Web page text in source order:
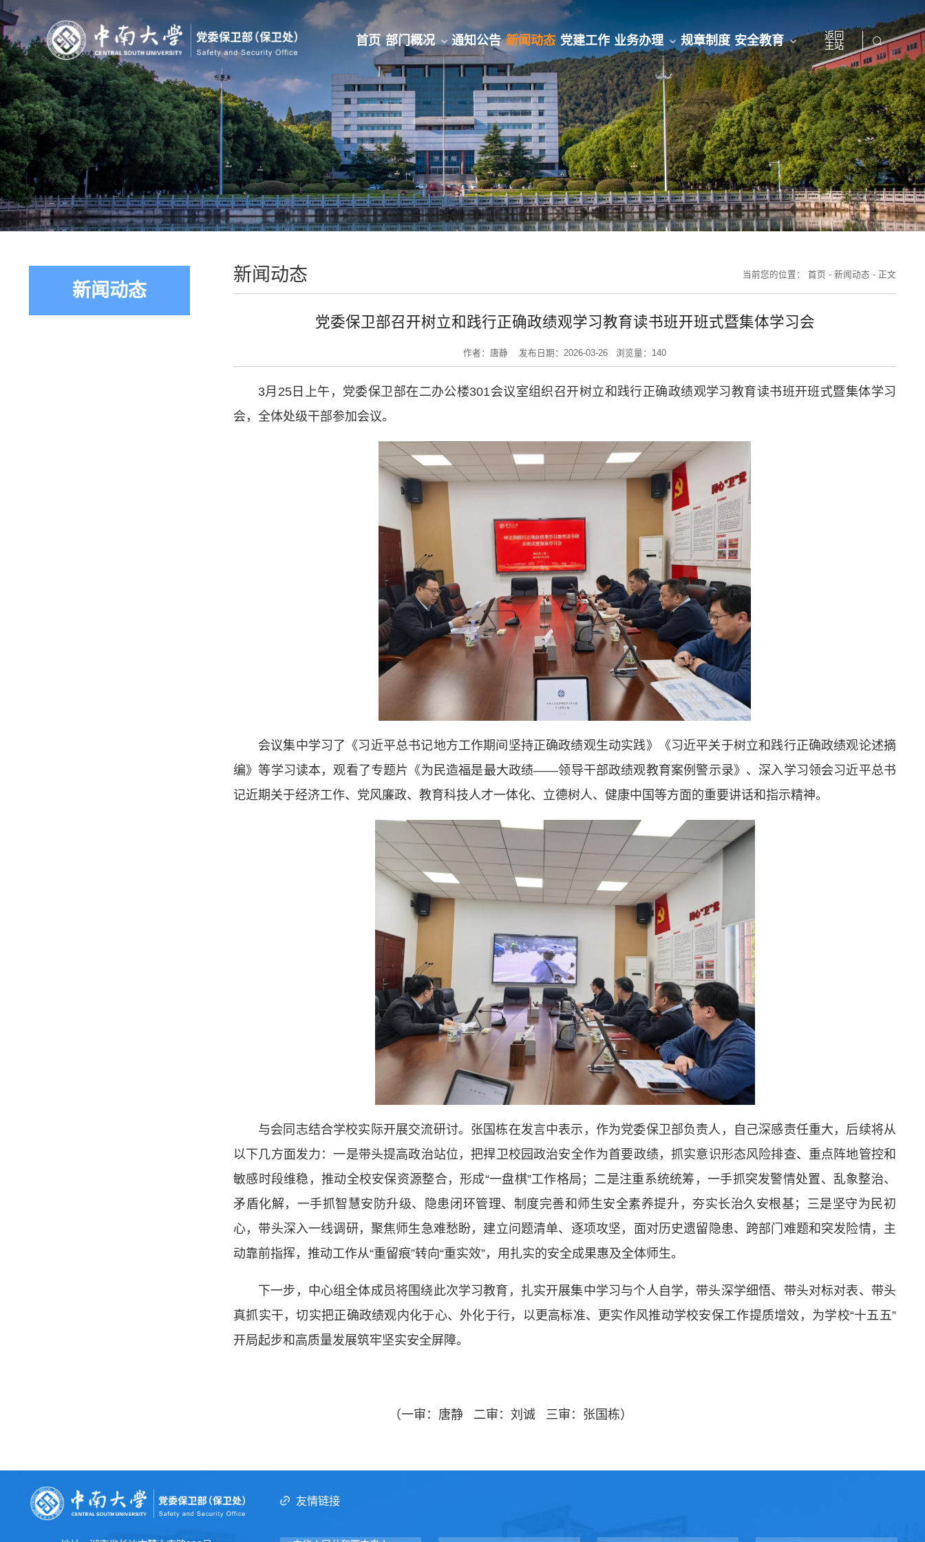
首页 部门概况 通知公告 新闻动态 党建工作 业务办理 规章制度 安全教育
返回
主站
新闻动态
新闻动态 当前您的位置： 首页 - 新闻动态 - 正文
党委保卫部召开树立和践行正确政绩观学习教育读书班开班式暨集体学习会
作者：唐静 发布日期：2026-03-26 浏览量： 140
3月25日上午，党委保卫部在二办公楼301会议室组织召开树立和践行正确政绩观学习教育读书班开班式暨集体学习
会，全体处级干部参加会议。
会议集中学习了《习近平总书记地方工作期间坚持正确政绩观生动实践》《习近平关于树立和践行正确政绩观论述摘
编》等学习读本，观看了专题片《为民造福是最大政绩——领导干部政绩观教育案例警示录》、深入学习领会习近平总书
记近期关于经济工作、党风廉政、教育科技人才一体化、立德树人、健康中国等方面的重要讲话和指示精神。
与会同志结合学校实际开展交流研讨。张国栋在发言中表示，作为党委保卫部负责人，自己深感责任重大，后续将从
以下几方面发力：一是带头提高政治站位，把捍卫校园政治安全作为首要政绩，抓实意识形态风险排查、重点阵地管控和
敏感时段维稳，推动全校安保资源整合，形成“一盘棋”工作格局；二是注重系统统筹，一手抓突发警情处置、乱象整治、
矛盾化解，一手抓智慧安防升级、隐患闭环管理、制度完善和师生安全素养提升，夯实长治久安根基；三是坚守为民初
心，带头深入一线调研，聚焦师生急难愁盼，建立问题清单、逐项攻坚，面对历史遗留隐患、跨部门难题和突发险情，主
动靠前指挥，推动工作从“重留痕”转向“重实效”，用扎实的安全成果惠及全体师生。
下一步，中心组全体成员将围绕此次学习教育，扎实开展集中学习与个人自学，带头深学细悟、带头对标对表、带头
真抓实干，切实把正确政绩观内化于心、外化于行，以更高标准、更实作风推动学校安保工作提质增效，为学校“十五五”
开局起步和高质量发展筑牢坚实安全屏障。
（一审：唐静 二审：刘诚 三审：张国栋）
友情链接